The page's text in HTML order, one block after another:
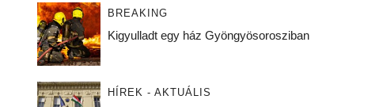
BREAKING
Kigyulladt egy ház Gyöngyösorosziban
HÍREK - AKTUÁLIS